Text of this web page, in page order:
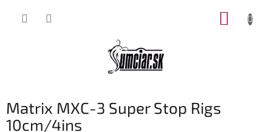
Matrix MXC-3 Super Stop Rigs
10cm/4ins